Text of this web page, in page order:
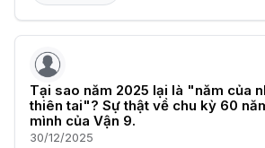
Tại sao năm 2025 lại là "năm của
thiên tai"? Sự thật về chu kỳ 60
mình của Vận 9.
30/12/2025